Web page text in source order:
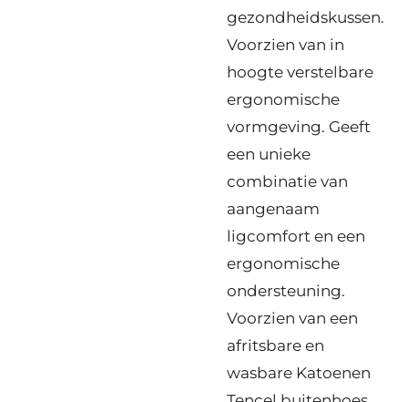
gezondheidskussen.
Voorzien van in
hoogte verstelbare
ergonomische
vormgeving. Geeft
een unieke
combinatie van
aangenaam
ligcomfort en een
ergonomische
ondersteuning.
Voorzien van een
afritsbare en
wasbare Katoenen